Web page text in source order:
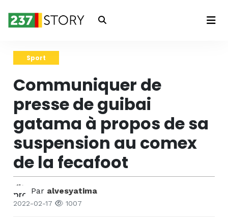
Connexion
Sport
Communiquer de
presse de guibai
gatama à propos de sa
suspension au comex
de la fecafoot
Par alvesyatima
2022-02-17 1007